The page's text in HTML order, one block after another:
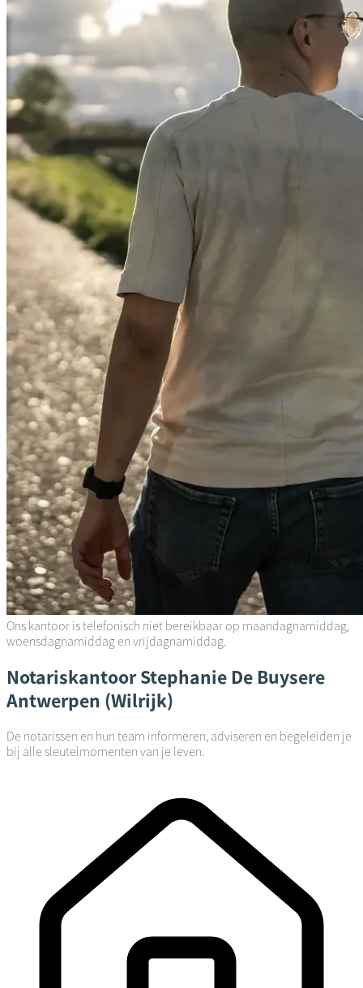
Ons kantoor is telefonisch niet bereikbaar op maandagnamiddag,
woensdagnamiddag en vrijdagnamiddag.
NotariskantoorStephanie De Buysere
Antwerpen (Wilrijk)
De notarissen en hun team informeren, adviseren en begeleiden je
bij alle sleutelmomenten van je leven.